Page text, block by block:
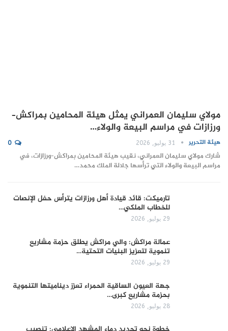
مولاي سليمان العمراني يمثل هيئة المحامين بمراكش–
ورزازات في مراسم البيعة والولاء…
هيئة التحرير 31 يوليو, 2026 0
شارك مولاي سليمان العمراني، نقيب هيئة المحامين بمراكش–ورزازات، في
مراسم البيعة والولاء التي ترأسها جلالة الملك محمد…
تارميكت: قائد قيادة أهل ورزازات يترأس حفل الإنصات
للخطاب الملكي…
29 يوليو, 2026
عمالة مراكش: والي مراكش يطلق حزمة مشاريع
تنموية لتعزيز البنيات التحتية…
29 يوليو, 2026
جهة العيون الساقية الحمراء تعزز ديناميتها التنموية
بحزمة مشاريع كبرى…
28 يوليو, 2026